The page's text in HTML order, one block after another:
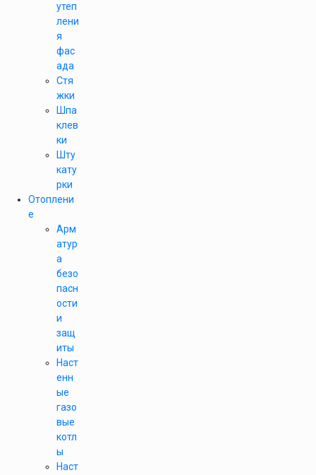
утеп
лени
я
фас
ада
Стя
жки
Шпа
клев
ки
Шту
кату
рки
Отоплени
е
Арм
атур
а
безо
пасн
ости
и
защ
иты
Наст
енн
ые
газо
вые
котл
ы
Наст